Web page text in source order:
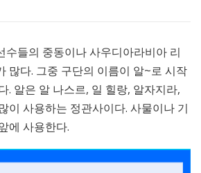
수들의 중동이나 사우디아라비아 리
많다. 그중 구단의 이름이 알~로 시작
. 알은 알 나스르, 일 힐랑, 알자지라,
이 사용하는 정관사이다. 사물이나 기
에 사용한다.